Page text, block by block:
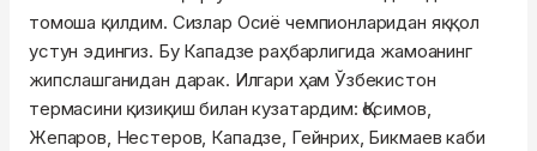
томоша қилдим. Сизлар Осиё чемпионларидан яққол
устун эдингиз. Бу Кападзе раҳбарлигида жамоанинг
жипслашганидан дарак. Илгари ҳам Ўзбекистон
термасини қизиқиш билан кузатардим: Қосимов,
Жепаров, Нестеров, Кападзе, Гейнрих, Бикмаев каби